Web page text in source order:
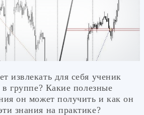
извлекать для себя ученик
в группе? Какие полезные
он может получить и как он
знания на практике?